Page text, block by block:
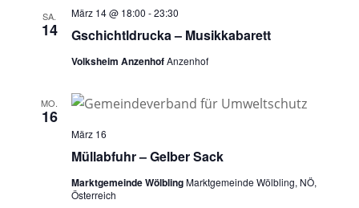
SA.
14 Gschichtldrucka – Musikkabarett
März 14 @ 18:00 -23:30
Volksheim AnzenhofAnzenhof
MO.
16
Müllabfuhr – Gelber Sack
März 16
Marktgemeinde WölblingMarktgemeinde Wölbling, NÖ,
Österreich